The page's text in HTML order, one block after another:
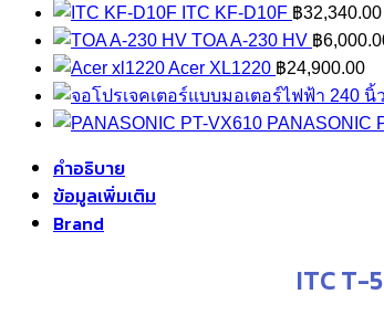
ITC KF-D10F ฿32,340.00
TOA A-230 HV ฿
Acer XL1220 ฿24,900.00
PANASONIC
คำอธิบาย
ข้อมูลเพิ่มเติม
Brand
ITC T-